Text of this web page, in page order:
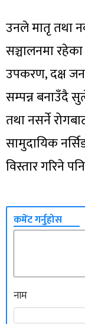
उनले मातृ तथा
सञ्चालनमा
उपकरण, दक्ष
सम्पन्न बनाउँदै
तथा नसर्ने
सामुदायिक
विस्तार गरिने
कमेंट गर्नुहोस
नाम